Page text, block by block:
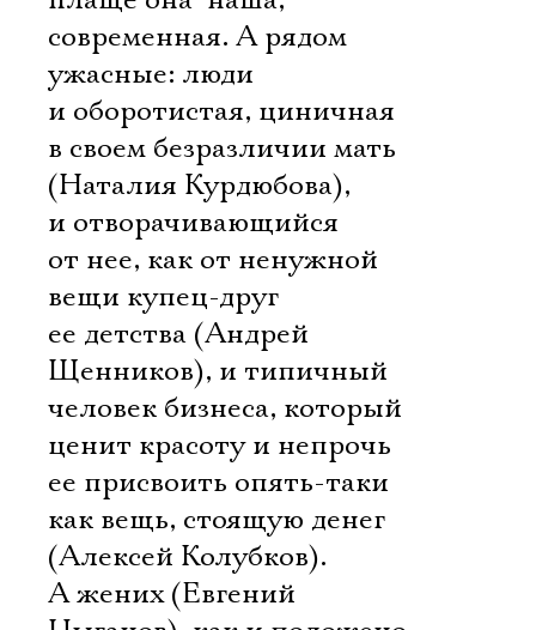
современная. А рядом
ужасные: люди
и оборотистая, циничная
в своем безразличии мать
(Наталия Курдюбова),
и отворачивающийся
от нее, как от ненужной
вещи купец-друг
ее детства (Андрей
Щенников), и типичный
человек бизнеса, который
ценит красоту и непрочь
ее присвоить опять-таки
как вещь, стоящую денег
(Алексей Колубков).
А жених (Евгений